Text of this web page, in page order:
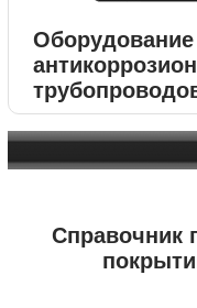
Справочник